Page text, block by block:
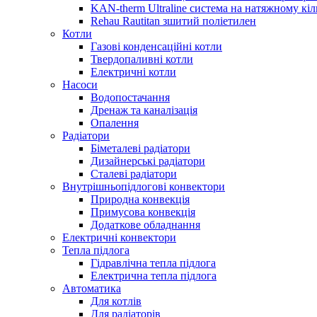
KAN-therm Ultraline система на натяжному
Rehau Rautitan зшитий поліетилен
Котли
Газові конденсаційні котли
Твердопаливні котли
Електричні котли
Насоси
Водопостачання
Дренаж та каналізація
Опалення
Радіатори
Біметалеві радіатори
Дизайнерські радіатори
Сталеві радіатори
Внутрішньопідлогові конвектори
Природна конвекція
Примусова конвекція
Додаткове обладнання
Електричні конвектори
Тепла підлога
Гідравлічна тепла підлога
Електрична тепла підлога
Автоматика
Для котлів
Для радіаторів